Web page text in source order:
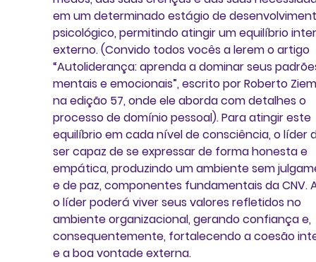
em um determinado estágio de
psicológico, permitindo atingir um equilíbrio
externo. (Convido todos vocês a lerem o artigo
“Autoliderança: aprenda a dominar seus
mentais e emocionais”, escrito por Roberto
na edição 57, onde ele aborda com detalhes o
processo de domínio pessoal). Para atingir este
equilíbrio em cada nível de consciência, o líder
ser capaz de se expressar de forma honesta e
empática, produzindo um ambiente sem
e de paz, componentes fundamentais da CNV.
o líder poderá viver seus valores refletidos no
ambiente organizacional, gerando confiança e,
consequentemente, fortalecendo a coesão
e a boa vontade externa.